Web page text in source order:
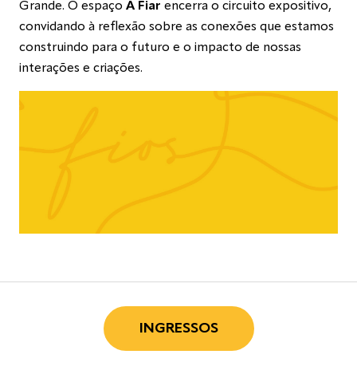
Grande. O espaço A Fiar encerra o circuito expositivo,
convidando à reflexão sobre as conexões que estamos
construindo para o futuro e o impacto de nossas
interações e criações.
INGRESSOS